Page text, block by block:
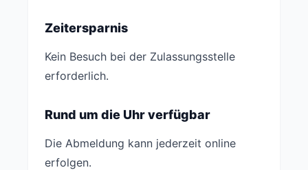
Zeitersparnis
Kein Besuch bei der Zulassungsstelle
erforderlich.
Rund um die Uhr verfügbar
Die Abmeldung kann jederzeit online
erfolgen.